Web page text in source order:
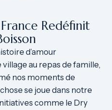
Redéfinit
d’amour
au repas de famille,
nos moments de
se joue dans notre
comme le Dry